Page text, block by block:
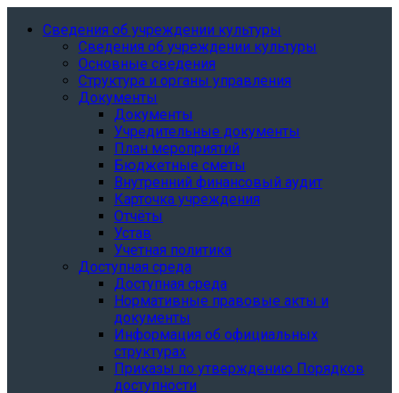
Сведения об учреждении культуры
Сведения об учреждении культуры
Основные сведения
Структура и органы управления
Документы
Документы
Учредительные документы
План мероприятий
Бюджетные сметы
Внутренний финансовый аудит
Карточка учреждения
Отчёты
Устав
Учетная политика
Доступная среда
Доступная среда
Нормативные правовые акты и
документы
Информация об официальных
структурах
Приказы по утверждению Порядков
доступности